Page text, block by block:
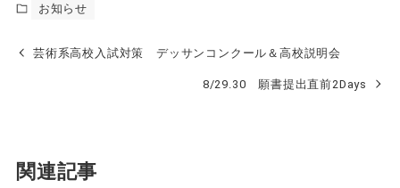
お知らせ
芸術系高校入試対策 デッサンコンクール＆高校説明会
8/29.30 願書提出直前2Days
関連記事